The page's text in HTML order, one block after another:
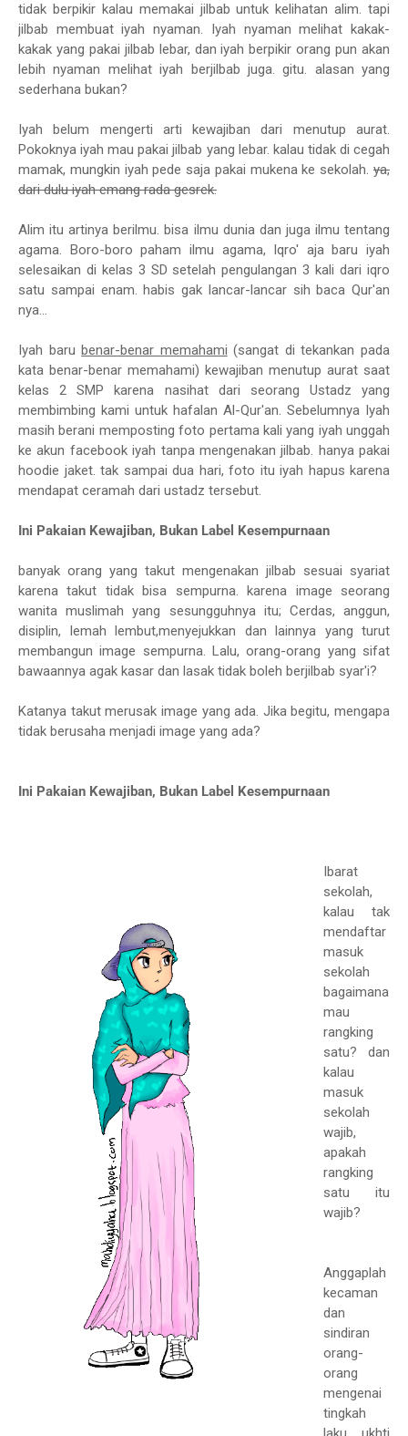
tidak berpikir kalau memakai jilbab untuk kelihatan alim. tapi
jilbab membuat iyah nyaman. Iyah nyaman melihat kakak-
kakak yang pakai jilbab lebar, dan iyah berpikir orang pun akan
lebih nyaman melihat iyah berjilbab juga. gitu. alasan yang
sederhana bukan?
Iyah belum mengerti arti kewajiban dari menutup aurat.
Pokoknya iyah mau pakai jilbab yang lebar. kalau tidak di cegah
mamak, mungkin iyah pede saja pakai mukena ke sekolah. ya,
dari dulu iyah emang rada gesrek.
Alim itu artinya berilmu. bisa ilmu dunia dan juga ilmu tentang
agama. Boro-boro paham ilmu agama, Iqro' aja baru iyah
selesaikan di kelas 3 SD setelah pengulangan 3 kali dari iqro
satu sampai enam. habis gak lancar-lancar sih baca Qur'an
nya...
Iyah barubenar-benar memahami (sangat di tekankan pada
kata benar-benar memahami) kewajiban menutup aurat saat
kelas 2 SMP karena nasihat dari seorang Ustadz yang
membimbing kami untuk hafalan Al-Qur'an. Sebelumnya Iyah
masih berani memposting foto pertama kali yang iyah unggah
ke akun facebook iyah tanpa mengenakan jilbab. hanya pakai
hoodie jaket. tak sampai dua hari, foto itu iyah hapus karena
mendapat ceramah dari ustadz tersebut.
Ini Pakaian Kewajiban, Bukan Label Kesempurnaan
banyak orang yang takut mengenakan jilbab sesuai syariat
karena takut tidak bisa sempurna. karena image seorang
wanita muslimah yang sesungguhnya itu; Cerdas, anggun,
disiplin, lemah lembut,menyejukkan dan lainnya yang turut
membangun image sempurna. Lalu, orang-orang yang sifat
bawaannya agak kasar dan lasak tidak boleh berjilbab syar'i?
Katanya takut merusak image yang ada. Jika begitu, mengapa
tidak berusaha menjadi image yang ada?
Ini Pakaian Kewajiban, Bukan Label Kesempurnaan
Ibarat
sekolah,
kalau tak
mendaftar
masuk
sekolah
bagaimana
mau
rangking
satu? dan
kalau
masuk
sekolah
wajib,
apakah
rangking
satu itu
wajib?
Anggaplah
kecaman
dan
sindiran
orang-
orang
mengenai
tingkah